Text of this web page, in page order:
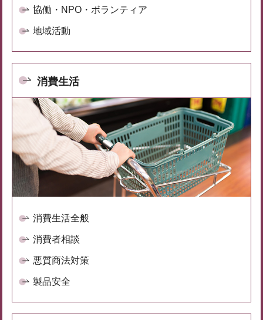
協働・NPO・ボランティア
地域活動
消費生活
消費生活全般
消費者相談
悪質商法対策
製品安全